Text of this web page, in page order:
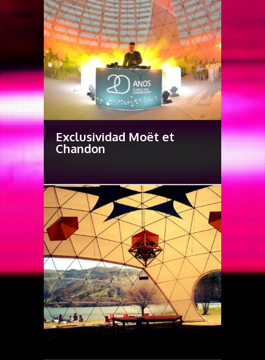
Exclusividad Moët et
Chandon